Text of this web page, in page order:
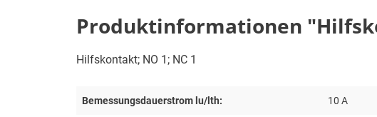
Produktinformationen
Hilfskontakt; NO 1; NC 1
Bemessungsdauerstrom lu/lth: 10 A